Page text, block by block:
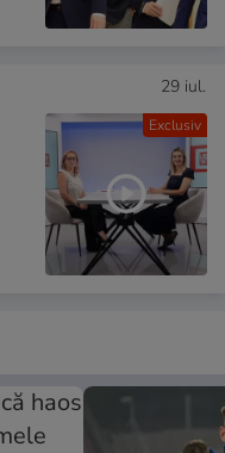
Exclusiv
29 iul.